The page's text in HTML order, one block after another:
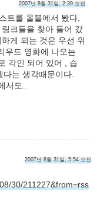
2007년 8월 31일, 2:39 오전
트를 올블에서 봤다.
크들을 찾아 들어 갔
게 되는 것은 우선 위
우드 영화에 나오는
각인 되어 있어 , 습
다는 생각때문이다.
서도..
2007년 8월 31일, 5:54 오전
30/211227&from=rss